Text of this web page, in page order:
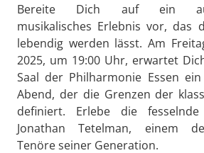
Bereite Dich auf ein
musikalisches Erlebnis vor, das
lebendig werden lässt. Am
2025, um 19:00 Uhr, erwartet
Saal der Philharmonie Essen
Abend, der die Grenzen der
definiert. Erlebe die
Jonathan Tetelman, einem
Tenöre seiner Generation.